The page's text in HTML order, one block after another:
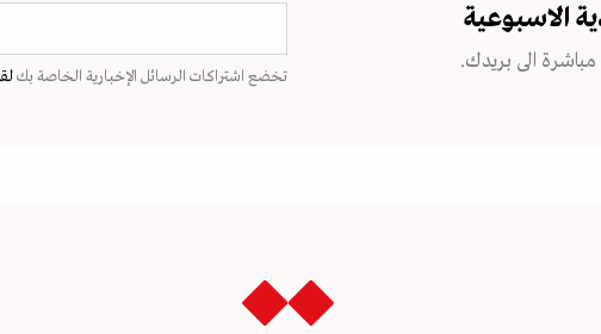
الاسبوعية
الى بريدك.
تخضع اشتراكات الرسائل الإخبارية الخاصة بك